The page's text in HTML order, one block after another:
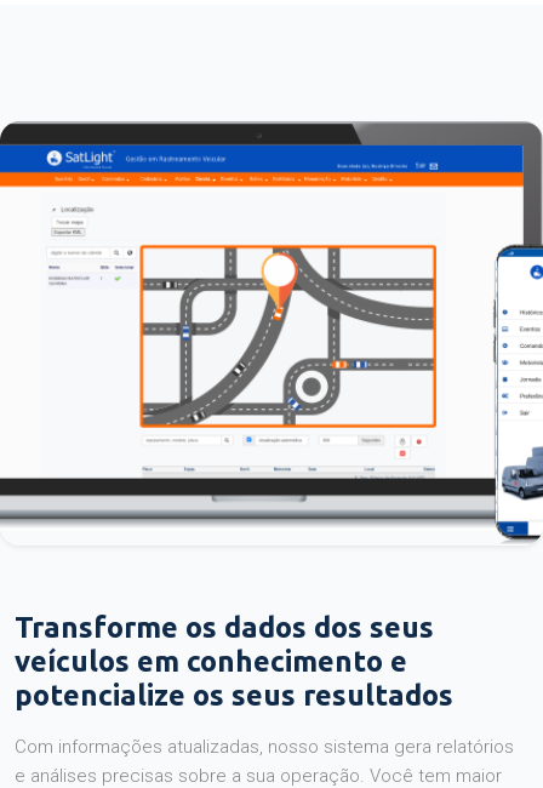
Transforme os dados dos seus
veículos em conhecimento e
potencialize os seus resultados
Com informações atualizadas, nosso sistema gera relatórios
e análises precisas sobre a sua operação. Você tem maior